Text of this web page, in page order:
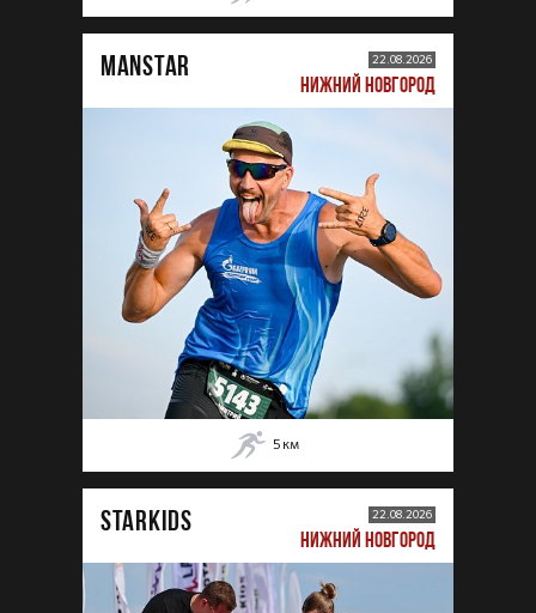
MANSTAR 22.08.2026
НИЖНИЙ НОВГОРОД
5 км
STARKIDS 22.08.2026
НИЖНИЙ НОВГОРОД